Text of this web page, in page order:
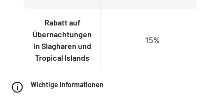
Rabatt auf
Übernachtungen
in Slagharen und
Tropical Islands
15%
Wichtige Informationen